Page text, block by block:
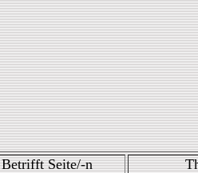
Betrifft Seite/-n